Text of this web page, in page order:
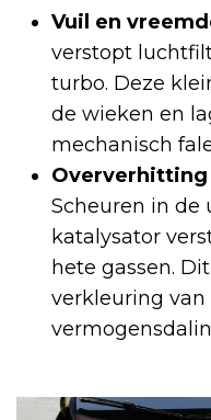
Vuil en
verstopt
turbo. Deze
de wieken en
mechanisch
Scheuren in de
katalysator
hete gassen.
verkleuring van